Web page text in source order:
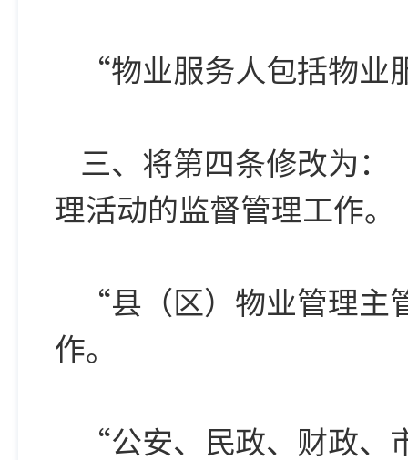
“物业服务人包括物
三、将第四条修改为
理活动的监督管理工作。
“县（区）物业管理
作。
“公安、民政、财政